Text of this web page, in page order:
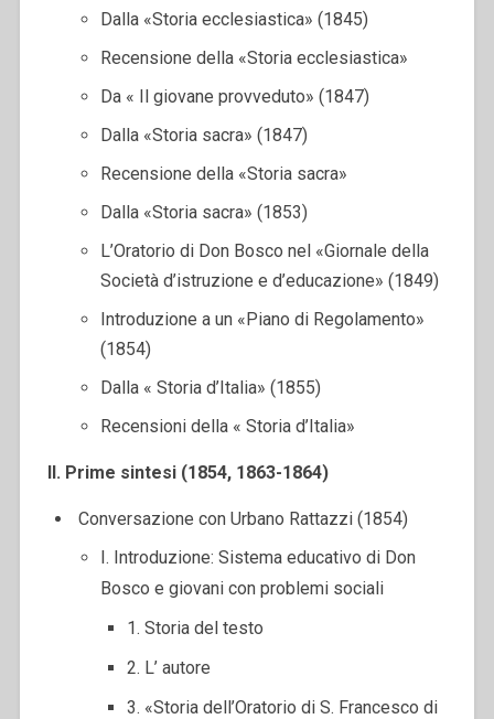
Dalla «Storia ecclesiastica» (1845)
Recensione della «Storia ecclesiastica»
Da « Il giovane provveduto» (1847)
Dalla «Storia sacra» (1847)
Recensione della «Storia sacra»
Dalla «Storia sacra» (1853)
L’Oratorio di Don Bosco nel «Giornale della
Società d’istruzione e d’educazione» (1849)
Introduzione a un «Piano di Regolamento»
(1854)
Dalla « Storia d’Italia» (1855)
Recensioni della « Storia d’Italia»
II. Prime sintesi (1854, 1863-1864)
Conversazione con Urbano Rattazzi (1854)
I. Introduzione: Sistema educativo di Don
Bosco e giovani con problemi sociali
1. Storia del testo
2. L’ autore
3. «Storia dell’Oratorio di S. Francesco di